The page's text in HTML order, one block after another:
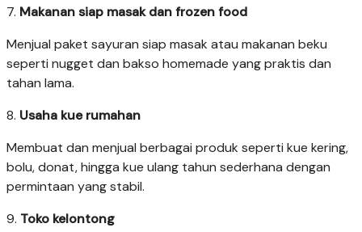
7. Makanan siap masak dan frozen food
Menjual paket sayuran siap masak atau makanan beku
seperti nugget dan bakso homemade yang praktis dan
tahan lama.
8. Usaha kue rumahan
Membuat dan menjual berbagai produk seperti kue kering,
bolu, donat, hingga kue ulang tahun sederhana dengan
permintaan yang stabil.
9. Toko kelontong